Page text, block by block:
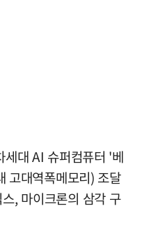
세대 AI 슈퍼컴퓨터 '베
고대역폭메모리) 조달
, 마이크론의 삼각 구